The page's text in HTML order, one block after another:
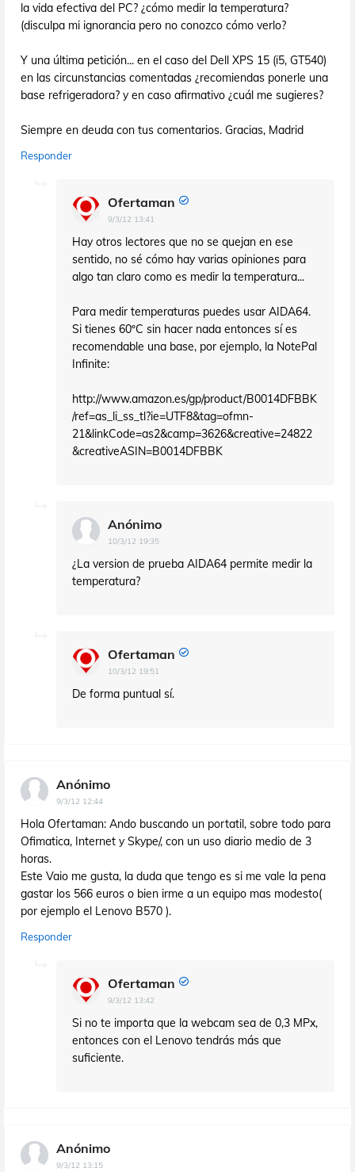
la vida efectiva del PC? ¿cómo medir la temperatura?
(disculpa mi ignorancia pero no conozco cómo verlo?
Y una última petición... en el caso del Dell XPS 15 (i5, GT540)
en las circunstancias comentadas ¿recomiendas ponerle una
base refrigeradora? y en caso afirmativo ¿cuál me sugieres?
Siempre en deuda con tus comentarios. Gracias, Madrid
Responder
Ofertaman
9/3/12 13:41
Hay otros lectores que no se quejan en ese
sentido, no sé cómo hay varias opiniones para
algo tan claro como es medir la temperatura...
Para medir temperaturas puedes usar AIDA64.
Si tienes 60ºC sin hacer nada entonces sí es
recomendable una base, por ejemplo, la NotePal
Infinite:
http://www.amazon.es/gp/product/B0014DFBBK
/ref=as_li_ss_tl?ie=UTF8&tag=ofmn-
21&linkCode=as2&camp=3626&creative=24822
&creativeASIN=B0014DFBBK
Anónimo
10/3/12 19:35
¿La version de prueba AIDA64 permite medir la
temperatura?
Ofertaman
10/3/12 19:51
De forma puntual sí.
Anónimo
9/3/12 12:44
Hola Ofertaman: Ando buscando un portatil, sobre todo para
Ofimatica, Internet y Skype/, con un uso diario medio de 3
horas.
Este Vaio me gusta, la duda que tengo es si me vale la pena
gastar los 566 euros o bien irme a un equipo mas modesto(
por ejemplo el Lenovo B570 ).
Responder
Ofertaman
9/3/12 13:42
Si no te importa que la webcam sea de 0,3 MPx,
entonces con el Lenovo tendrás más que
suficiente.
Anónimo
9/3/12 13:15